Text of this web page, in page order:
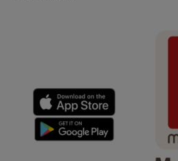
e-mail
Το μήνυμά σας